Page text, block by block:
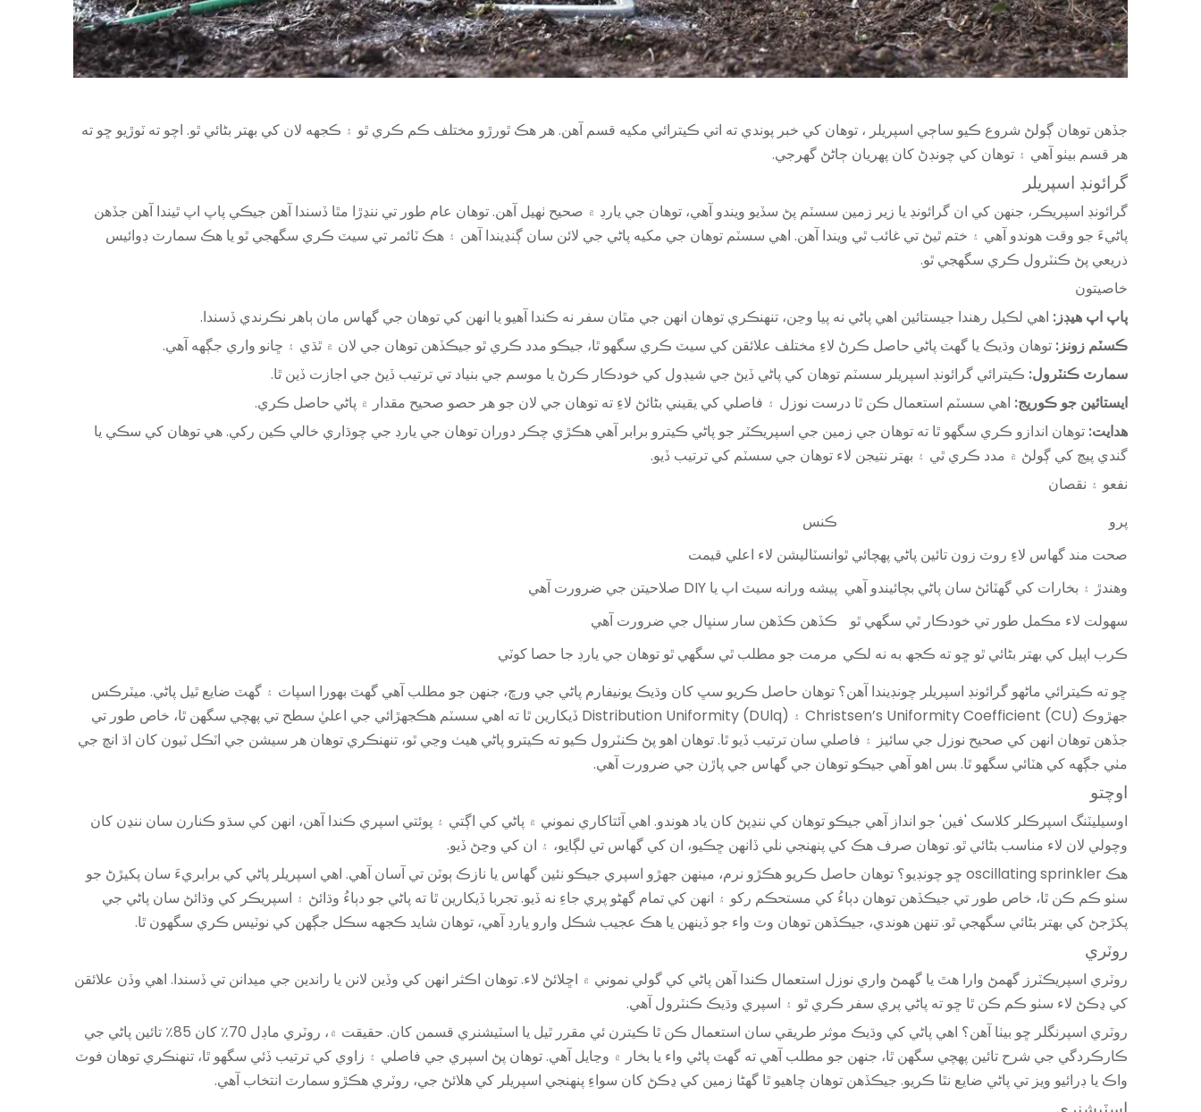
جڏهن توهان ڳولڻ شروع ڪيو ساڄي اسپريلر ، توهان کي خبر پوندي ته اتي ڪيترائي مکيه قسم آهن. هر هڪ ٿورڙو مختلف ڪم ڪري ٿو ۽ ڪجهه لان کي بهتر بڻائي ٿو. اچو ته ٽوڙيو ڇو ته
هر قسم بيٺو آهي ۽ توهان کي چونڊڻ کان پهريان ڄاڻڻ گهرجي.
گرائونڊ اسپريلر
گرائونڊ اسپريڪر، جنهن کي ان گرائونڊ يا زير زمين سسٽم پڻ سڏيو ويندو آهي، توهان جي يارڊ ۾ صحيح ٺهيل آهن. توھان عام طور تي ننڍڙا مٿا ڏسندا آھن جيڪي پاپ اپ ٿيندا آھن جڏھن
پاڻيءَ جو وقت ھوندو آھي ۽ ختم ٿيڻ تي غائب ٿي ويندا آھن. اهي سسٽم توهان جي مکيه پاڻي جي لائن سان ڳنڍيندا آهن ۽ هڪ ٽائمر تي سيٽ ڪري سگهجي ٿو يا هڪ سمارٽ ڊوائيس
ذريعي پڻ ڪنٽرول ڪري سگهجي ٿو.
خاصيتون
پاپ اپ هيڊز: اهي لڪيل رهندا جيستائين اهي پاڻي نه پيا وڃن، تنهنڪري توهان انهن جي مٿان سفر نه ڪندا آهيو يا انهن کي توهان جي گھاس مان ٻاهر نڪرندي ڏسندا.
ڪسٽم زونز: توهان وڌيڪ يا گهٽ پاڻي حاصل ڪرڻ لاءِ مختلف علائقن کي سيٽ ڪري سگهو ٿا، جيڪو مدد ڪري ٿو جيڪڏهن توهان جي لان ۾ ٿڌي ۽ ڇانو واري جڳهه آهي.
سمارٽ ڪنٽرول: ڪيترائي گرائونڊ اسپريلر سسٽم توهان کي پاڻي ڏيڻ جي شيڊول کي خودڪار ڪرڻ يا موسم جي بنياد تي ترتيب ڏيڻ جي اجازت ڏين ٿا.
ايستائين جو ڪوريج: اهي سسٽم استعمال ڪن ٿا درست نوزل ​​۽ فاصلي کي يقيني بڻائڻ لاءِ ته توهان جي لان جو هر حصو صحيح مقدار ۾ پاڻي حاصل ڪري.
ھدايت: توھان اندازو ڪري سگھو ٿا ته توھان جي زمين جي اسپريڪٽر جو پاڻي ڪيترو برابر آھي ھڪڙي چڪر دوران توھان جي يارڊ جي چوڌاري خالي ڪين رکي. هي توهان کي سڪي يا
گندي پيچ کي ڳولڻ ۾ مدد ڪري ٿي ۽ بهتر نتيجن لاء توهان جي سسٽم کي ترتيب ڏيو.
نفعو ۽ نقصان
پرو
ڪنس
صحت مند گھاس لاءِ روٽ زون تائين پاڻي پهچائي ٿوانسٽاليشن لاء اعلي قيمت
وهندڙ ۽ بخارات کي گهٽائڻ سان پاڻي بچائيندو آهي پيشه ورانه سيٽ اپ يا DIY صلاحيتن جي ضرورت آهي
سهولت لاء مڪمل طور تي خودڪار ٿي سگهي ٿو
ڪڏهن ڪڏهن سار سنڀال جي ضرورت آهي
ڪرب اپيل کي بهتر بڻائي ٿو ڇو ته ڪجھ به نه لڪي مرمت جو مطلب ٿي سگھي ٿو توھان جي يارڊ جا حصا کوٽي
ڇو ته ڪيترائي ماڻهو گرائونڊ اسپريلر چونڊيندا آهن؟ توھان حاصل ڪريو سڀ کان وڌيڪ يونيفارم پاڻي جي ورڇ، جنھن جو مطلب آھي گھٽ بھورا اسپاٽ ۽ گھٽ ضايع ٿيل پاڻي. ميٽرڪس
جهڙوڪ Christsen’s Uniformity Coefficient (CU) ۽ Distribution Uniformity (DUlq) ڏيکارين ٿا ته اهي سسٽم هڪجهڙائي جي اعليٰ سطح تي پهچي سگهن ٿا، خاص طور تي
جڏهن توهان انهن کي صحيح نوزل ​​جي سائيز ۽ فاصلي سان ترتيب ڏيو ٿا. توهان اهو پڻ ڪنٽرول ڪيو ته ڪيترو پاڻي هيٺ وڃي ٿو، تنهنڪري توهان هر سيشن جي اٽڪل ٽيون کان اڌ انچ جي
مٺي جڳهه کي هٽائي سگهو ٿا. بس اھو آھي جيڪو توھان جي گھاس جي پاڙن جي ضرورت آھي.
اوچتو
اوسيليٽنگ اسپرڪلر کلاسک 'فين' جو انداز آهي جيڪو توهان کي ننڍپڻ کان ياد هوندو. اهي آئتاکاري نموني ۾ پاڻي کي اڳتي ۽ پوئتي اسپري ڪندا آهن، انهن کي سڌو ڪنارن سان ننڍن کان
وچولي لان لاء مناسب بڻائي ٿو. توهان صرف هڪ کي پنهنجي نلي ڏانهن ڇڪيو، ان کي گھاس تي لڳايو، ۽ ان کي وڃڻ ڏيو.
هڪ oscillating sprinkler ڇو چونڊيو؟ توھان حاصل ڪريو ھڪڙو نرم، مينهن جھڙو اسپري جيڪو نئين گھاس يا نازڪ ٻوٽن تي آسان آھي. اهي اسپريلر پاڻي کي برابريءَ سان پکيڙڻ جو
سٺو ڪم ڪن ٿا، خاص طور تي جيڪڏهن توهان دٻاءُ کي مستحڪم رکو ۽ انهن کي تمام گهڻو پري جاءِ نه ڏيو. تجربا ڏيکارين ٿا ته پاڻي جو دٻاءُ وڌائڻ ۽ اسپريڪر کي وڌائڻ سان پاڻي جي
پکڙجڻ کي بهتر بڻائي سگهجي ٿو. تنهن هوندي، جيڪڏهن توهان وٽ واء جو ڏينهن يا هڪ عجيب شڪل وارو يارڊ آهي، توهان شايد ڪجهه سڪل جڳهن کي نوٽيس ڪري سگهون ٿا.
روٽري
روٽري اسپريڪٽرز گھمڻ وارا هٿ يا گھمڻ واري نوزل ​​استعمال ڪندا آهن پاڻي کي گولي نموني ۾ اڇلائڻ لاء. توهان اڪثر انهن کي وڏين لانن يا راندين جي ميدانن تي ڏسندا. اهي وڏن علائقن
کي ڍڪڻ لاء سٺو ڪم ڪن ٿا ڇو ته پاڻي پري سفر ڪري ٿو ۽ اسپري وڌيڪ ڪنٽرول آهي.
روٽري اسپرنگلر ڇو بيٺا آهن؟ اهي پاڻي کي وڌيڪ موثر طريقي سان استعمال ڪن ٿا ڪيترن ئي مقرر ٿيل يا اسٽيشنري قسمن کان. حقيقت ۾، روٽري ماڊل 70٪ کان 85٪ تائين پاڻي جي
ڪارڪردگي جي شرح تائين پهچي سگهن ٿا، جنهن جو مطلب آهي ته گهٽ پاڻي واء يا بخار ۾ وڃايل آهي. توهان پڻ اسپري جي فاصلي ۽ زاوي کي ترتيب ڏئي سگهو ٿا، تنهنڪري توهان فوٽ
واڪ يا ڊرائيو ويز تي پاڻي ضايع نٿا ڪريو. جيڪڏھن توھان چاھيو ٿا گھڻا زمين کي ڍڪڻ کان سواءِ پنھنجي اسپريلر کي ھلائڻ جي، روٽري ھڪڙو سمارٽ انتخاب آھي.
+86